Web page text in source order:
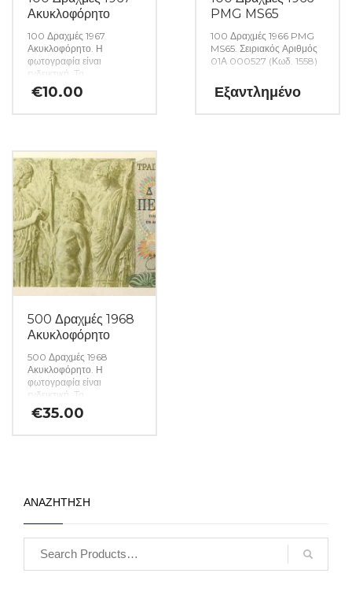
Ακυκλοφόρητο
100 Δραχμές 1967
Ακυκλοφόρητο. Η
φωτογραφία είναι
ενδεικτική. Το
χαρτονόμισμα που θα σας
αποσταλεί θα είναι σε
€10.00
PMG MS65
100 Δραχμές 1966 PMG
MS65. Σειριακός Αριθμός
01Α 000527 (Κωδ. 1558)
Εξαντλημένο
500 Δραχμές 1968
Ακυκλοφόρητο
500 Δραχμές 1968
Ακυκλοφόρητο. Η
φωτογραφία είναι
ενδεικτική. Το
χαρτονόμισμα που θα σας
αποσταλεί θα είναι σε
€35.00
ΑΝΑΖΗΤΗΣΗ